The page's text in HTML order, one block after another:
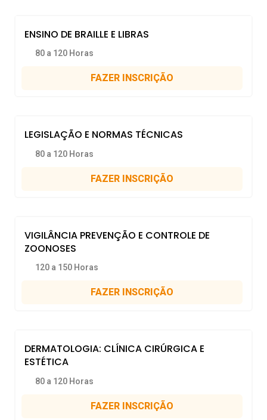
ENSINO DE BRAILLE E LIBRAS
80 a 120 Horas
FAZER INSCRIÇÃO
LEGISLAÇÃO E NORMAS TÉCNICAS
80 a 120 Horas
FAZER INSCRIÇÃO
VIGILÂNCIA PREVENÇÃO E CONTROLE DE
ZOONOSES
120 a 150 Horas
FAZER INSCRIÇÃO
DERMATOLOGIA: CLÍNICA CIRÚRGICA E
ESTÉTICA
80 a 120 Horas
FAZER INSCRIÇÃO